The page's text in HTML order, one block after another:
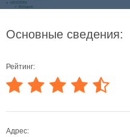
Основные сведения:
Рейтинг:
Адрес: